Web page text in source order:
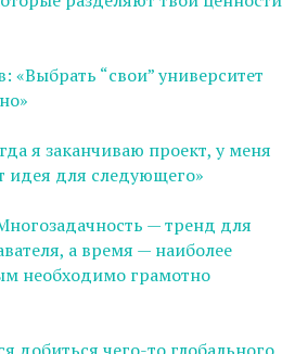
«Выбрать “свои” университет
я заканчиваю проект, у меня
идея для следующего»
— тренд для
а время — наиболее
необходимо грамотно